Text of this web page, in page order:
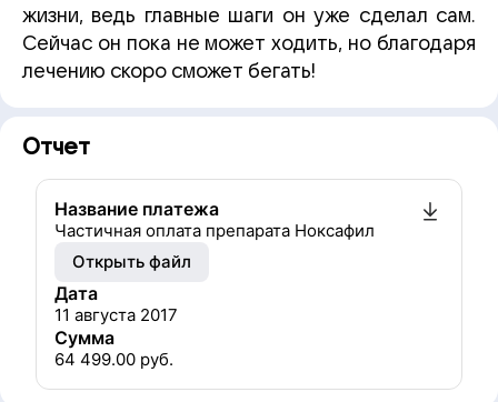
жизни, ведь главные шаги он уже сделал сам.
Сейчас он пока не может ходить, но благодаря
лечению скоро сможет бегать!
Отчет
Название платежа
Частичная оплата препарата Ноксафил
Открыть файл
Дата
11 августа 2017
Сумма
64 499.00 руб.